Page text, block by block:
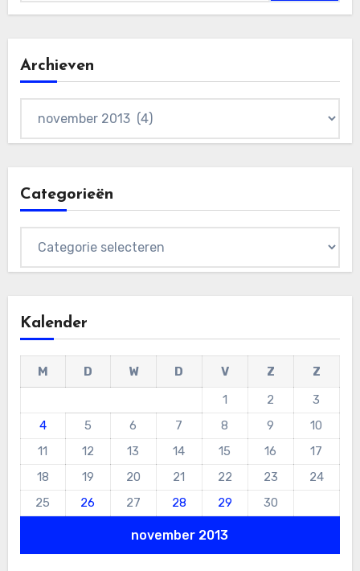
Archieven
Categorieën
Kalender
november 2013
M D W D V Z
Z
1
2
3
4
5 6 7 8 9
10
11
12 13 14 15 16
17
18
19 20 21 22 23
24
25
26 27 28 29 30